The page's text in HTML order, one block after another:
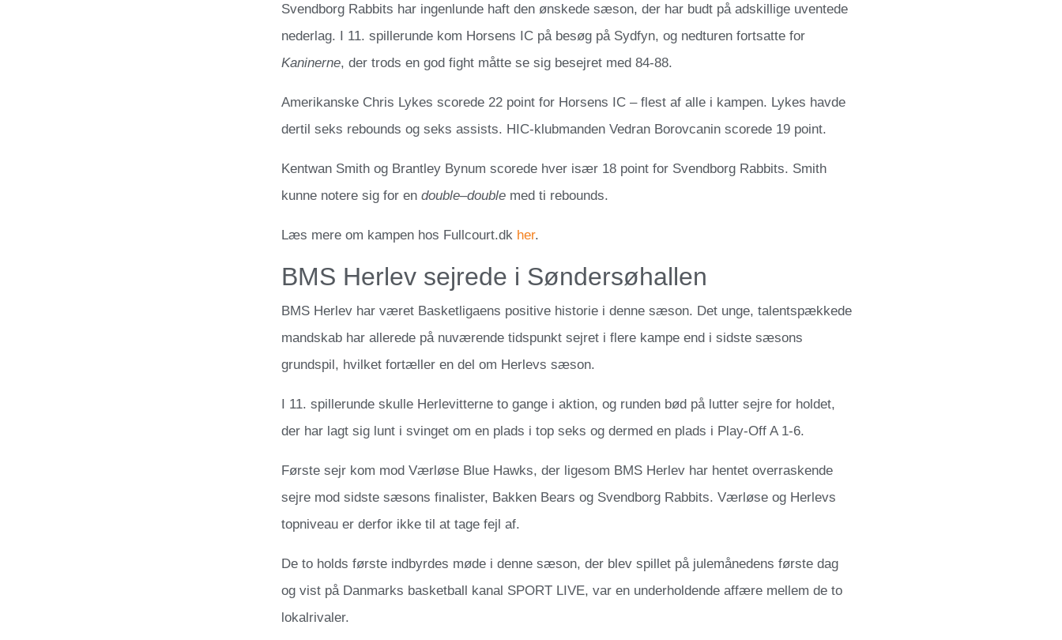
Svendborg Rabbits har ingenlunde haft den ønskede sæson, der har budt på adskillige uventede
nederlag. I 11. spillerunde kom Horsens IC på besøg på Sydfyn, og nedturen fortsatte for
Kaninerne, der trods en god fight måtte se sig besejret med 84-88.
Amerikanske Chris Lykes scorede 22 point for Horsens IC – flest af alle i kampen. Lykes havde
dertil seks rebounds og seks assists. HIC-klubmanden Vedran Borovcanin scorede 19 point.
Kentwan Smith og Brantley Bynum scorede hver især 18 point for Svendborg Rabbits. Smith
kunne notere sig for en double–doublemed ti rebounds.
Læs mere om kampen hos Fullcourt.dk her.
BMS Herlev sejrede i Søndersøhallen
BMS Herlev har været Basketligaens positive historie i denne sæson. Det unge, talentspækkede
mandskab har allerede på nuværende tidspunkt sejret i flere kampe end i sidste sæsons
grundspil, hvilket fortæller en del om Herlevs sæson.
I 11. spillerunde skulle Herlevitterne to gange i aktion, og runden bød på lutter sejre for holdet,
der har lagt sig lunt i svinget om en plads i top seks og dermed en plads i Play-Off A 1-6.
Første sejr kom mod Værløse Blue Hawks, der ligesom BMS Herlev har hentet overraskende
sejre mod sidste sæsons finalister, Bakken Bears og Svendborg Rabbits. Værløse og Herlevs
topniveau er derfor ikke til at tage fejl af.
De to holds første indbyrdes møde i denne sæson, der blev spillet på julemånedens første dag
og vist på Danmarks basketball kanal SPORT LIVE, var en underholdende affære mellem de to
lokalrivaler.